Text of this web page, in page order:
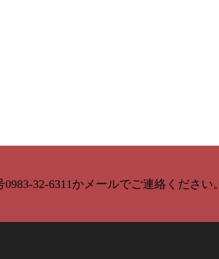
32-6311かメールでご連絡ください。